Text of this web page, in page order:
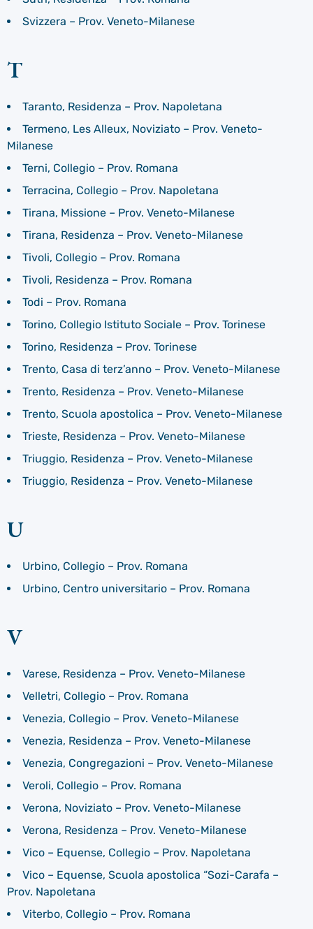
Svizzera – Prov. Veneto-Milanese
T
Taranto, Residenza – Prov. Napoletana
Termeno, Les Alleux, Noviziato – Prov. Veneto-
Milanese
Terni, Collegio – Prov. Romana
Terracina, Collegio – Prov. Napoletana
Tirana, Missione – Prov. Veneto-Milanese
Tirana, Residenza – Prov. Veneto-Milanese
Tivoli, Collegio – Prov. Romana
Tivoli, Residenza – Prov. Romana
Todi – Prov. Romana
Torino, Collegio Istituto Sociale – Prov. Torinese
Torino, Residenza – Prov. Torinese
Trento, Casa di terz’anno – Prov. Veneto-Milanese
Trento, Residenza – Prov. Veneto-Milanese
Trento, Scuola apostolica – Prov. Veneto-Milanese
Trieste, Residenza – Prov. Veneto-Milanese
Triuggio, Residenza – Prov. Veneto-Milanese
Triuggio, Residenza – Prov. Veneto-Milanese
U
Urbino, Collegio – Prov. Romana
Urbino, Centro universitario – Prov. Romana
V
Varese, Residenza – Prov. Veneto-Milanese
Velletri, Collegio – Prov. Romana
Venezia, Collegio – Prov. Veneto-Milanese
Venezia, Residenza – Prov. Veneto-Milanese
Venezia, Congregazioni – Prov. Veneto-Milanese
Veroli, Collegio – Prov. Romana
Verona, Noviziato – Prov. Veneto-Milanese
Verona, Residenza – Prov. Veneto-Milanese
Vico – Equense, Collegio – Prov. Napoletana
Vico – Equense, Scuola apostolica “Sozi-Carafa –
Prov. Napoletana
Viterbo, Collegio – Prov. Romana